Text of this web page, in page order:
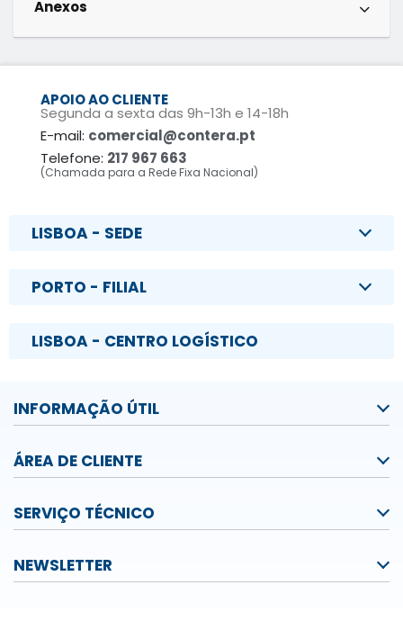
Anexos
APOIO AO CLIENTE
Segunda a sexta das 9h-13h e 14-18h
E-mail: comercial@contera.pt
Telefone: 217 967 663
(Chamada para a Rede Fixa Nacional)
LISBOA - SEDE
PORTO - FILIAL
LISBOA - CENTRO LOGÍSTICO
INFORMAÇÃO ÚTIL
ÁREA DE CLIENTE
SERVIÇO TÉCNICO
NEWSLETTER